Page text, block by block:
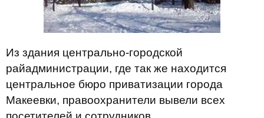
Из здания центрально-городской
райадминистрации, где так же находится
центральное бюро приватизации города
Макеевки, правоохранители вывели всех